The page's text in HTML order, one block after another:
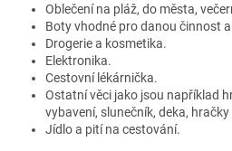
Oblečení na pláž, do města,
Boty vhodné pro danou činnost
Drogerie a kosmetika.
Elektronika.
Cestovní lékárnička.
Ostatní věci jako jsou například
vybavení, slunečník, deka,
Jídlo a pití na cestování.